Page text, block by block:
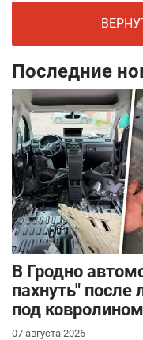
Последние
В Гродно
пахнуть" после
под
07 августа 2026